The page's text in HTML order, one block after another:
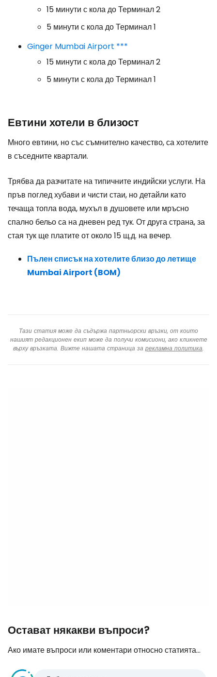
15 минути с кола до Терминал 2
5 минути с кола до Терминал 1
Ginger Mumbai Airport ***
15 минути с кола до Терминал 2
5 минути с кола до Терминал 1
Евтини хотели в близост
Много евтини, но със съмнително качество, са хотелите
в съседните квартали.
Трябва да разчитате на типичните индийски услуги. На
пръв поглед хубави и чисти стаи, но детайли като
течаща топла вода, мухъл в душовете или мръсно
спално бельо са на дневен ред тук. От друга страна, за
стая тук ще платите от около 15 щ.д. на вечер.
Пълен списък на хотелите близо до летище
Mumbai Airport (BOM)
Тази статия може да съдържа партньорски връзки, от които
нашият редакционен екип може да получи комисиони, ако кликнете
върху връзката. Вижте нашата страница за рекламна политика.
Остават някакви въпроси?
Ако имате въпроси или коментари относно статията...